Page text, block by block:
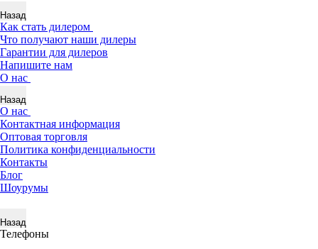
Назад
Как стать дилером
Что получают наши дилеры
Гарантии для дилеров
Напишите нам
О нас
Назад
О нас
Контактная информация
Оптовая торговля
Политика конфиденциальности
Контакты
Блог
Шоурумы
Назад
Телефоны